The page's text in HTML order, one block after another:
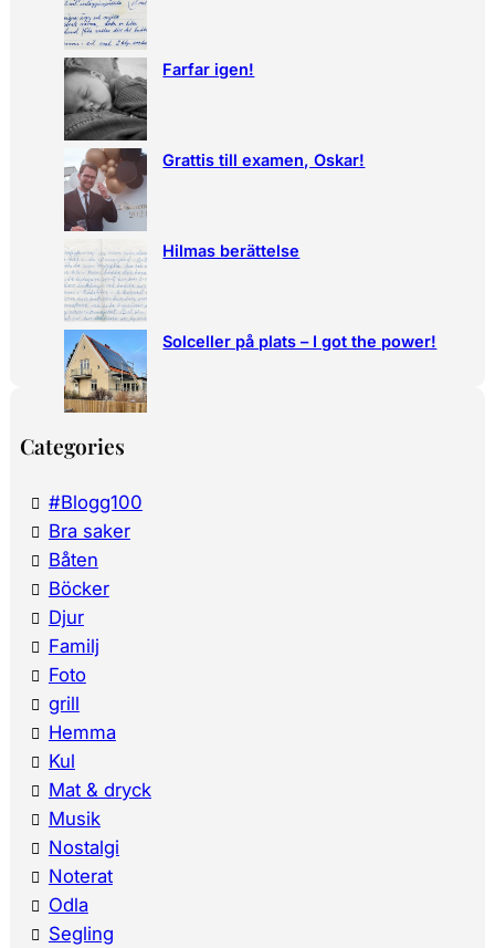
Farfar igen!
Grattis till examen, Oskar!
Hilmas berättelse
Solceller på plats – I got the power!
Categories
#Blogg100
Bra saker
Båten
Böcker
Djur
Familj
Foto
grill
Hemma
Kul
Mat & dryck
Musik
Nostalgi
Noterat
Odla
Segling